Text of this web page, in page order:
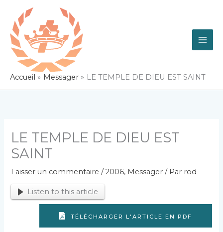
contenu
Accueil Messager LE TEMPLE DE DIEU EST SAINT
LE TEMPLE DE DIEU EST
SAINT
Laisser un commentaire /2006, Messager / Par rod
Listen to this article
TÉLÉCHARGER L'ARTICLE EN PDF